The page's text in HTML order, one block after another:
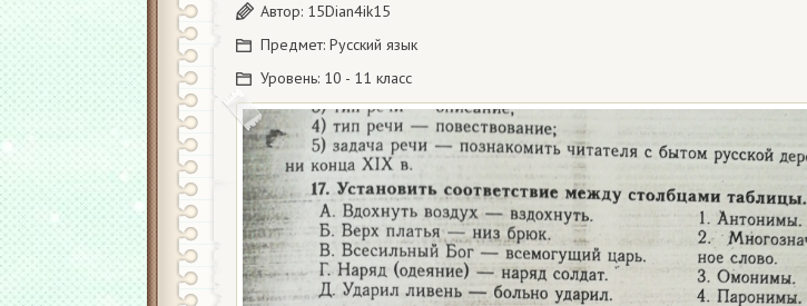
Автор: 15Dian4ik15
Предмет: Русский язык
Уровень: 10 - 11 класс